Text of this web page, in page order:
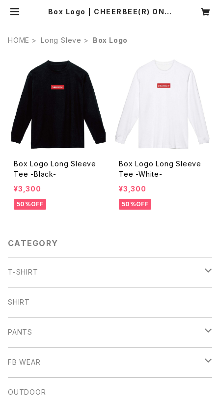
Box Logo | CHEERBEE(R) ONLI
HOME Long Sleve Box Logo
Box Logo Long Sleeve
Tee -Black-
¥3,300
50%OFF
Box Logo Long Sleeve
Tee -White-
¥3,300
50%OFF
CATEGORY
T-SHIRT
ARCH
CHB
HW
IZUTAMA
SHIRT
PANTS
SHORT PANTS
NY PANTS
FB WEAR
Raglan Tee
OUTDOOR